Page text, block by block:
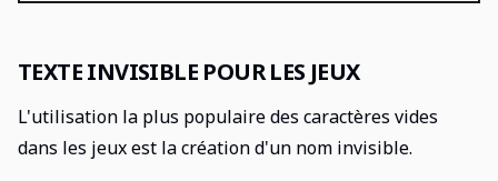
TEXTE INVISIBLE POUR LES JEUX
L'utilisation la plus populaire des caractères vides
dans les jeux est la création d'un nom invisible.